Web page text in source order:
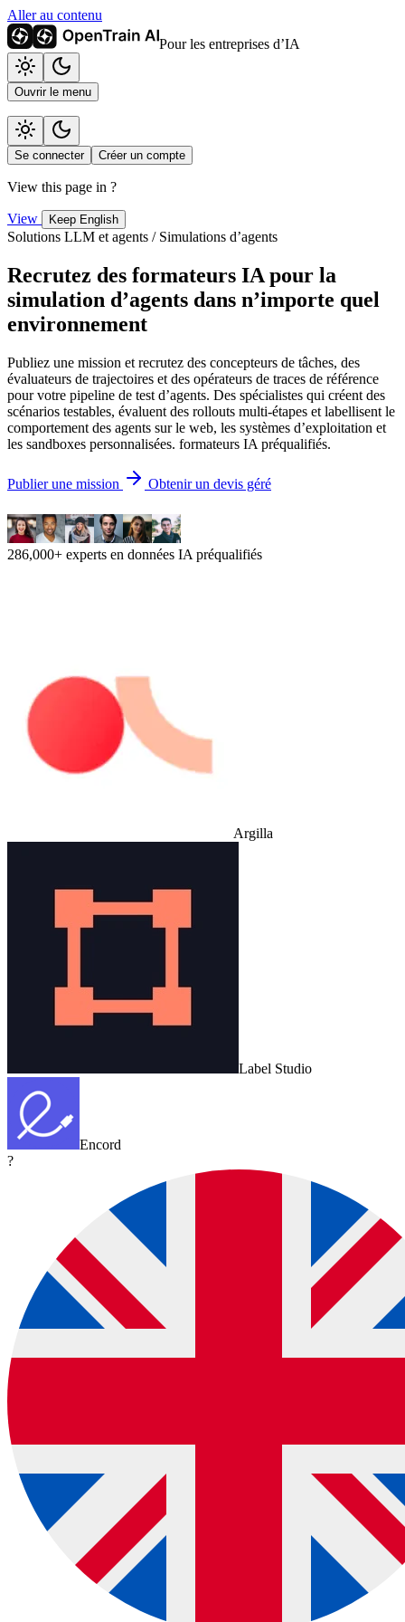
Aller au contenu
Pour les entreprises d’IA
Ouvrir le menu
Se connecter Créer un compte
View this page in ?
View Keep English
Solutions LLM et agents / Simulations d’agents
Recrutez des formateurs IA pour la
simulation d’agents dans n’importe quel
environnement
Publiez une mission et recrutez des concepteurs de tâches, des
évaluateurs de trajectoires et des opérateurs de traces de référence
pour votre pipeline de test d’agents. Des spécialistes qui créent des
scénarios testables, évaluent des rollouts multi-étapes et labellisent le
comportement des agents sur le web, les systèmes d’exploitation et
les sandboxes personnalisées. formateurs IA préqualifiés.
Publier une mission Obtenir un devis géré
286,000+ experts en données IA préqualifiés
Argilla
Label Studio
Encord
?